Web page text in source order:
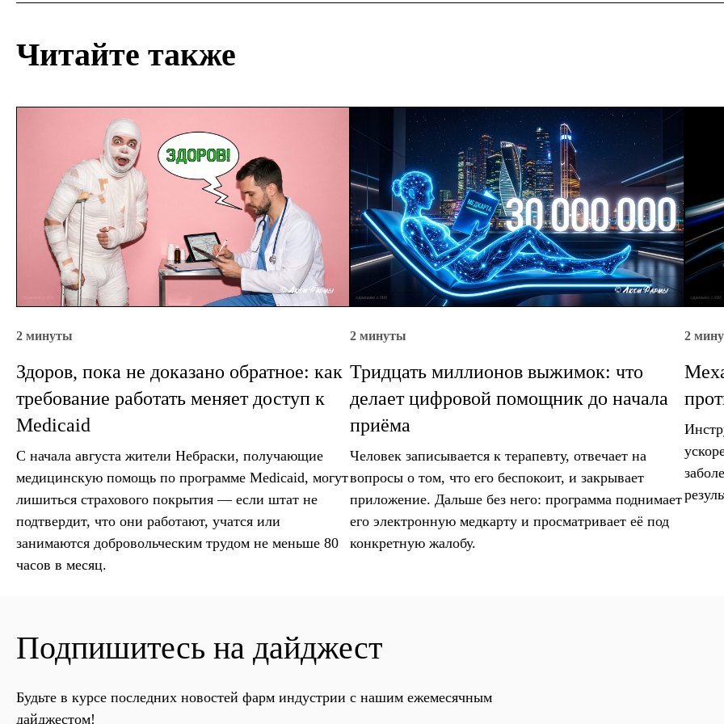
Читайте также
2 минуты
Здоров, пока не доказано обратное: как
требование работать меняет доступ к
Medicaid
С начала августа жители Небраски, получающие
медицинскую помощь по программе Medicaid, могут
лишиться страхового покрытия — если штат не
подтвердит, что они работают, учатся или
занимаются добровольческим трудом не меньше 80
часов в месяц.
2 минуты
Тридцать миллионов выжимок: что
делает цифровой помощник до начала
приёма
Человек записывается к терапевту, отвечает на
вопросы о том, что его беспокоит, и закрывает
приложение. Дальше без него: программа поднимает
его электронную медкарту и просматривает её под
конкретную жалобу.
2
Подпишитесь на дайджест
Будьте в курсе последних новостей фарм индустрии с нашим ежемесячным
дайджестом!